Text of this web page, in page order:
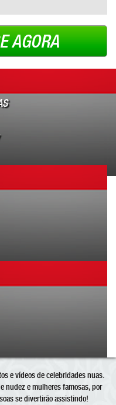
AGORA
e vídeos de celebridades nuas.
nudez e mulheres famosas, por
se divertirão assistindo!